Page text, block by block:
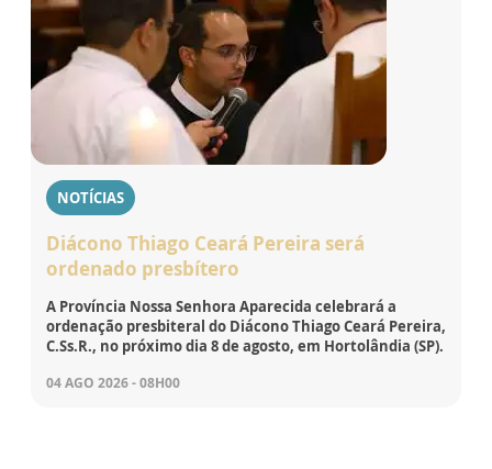
NOTÍCIAS
Diácono Thiago Ceará Pereira será
ordenado presbítero
A Província Nossa Senhora Aparecida celebrará a
ordenação presbiteral do Diácono Thiago Ceará Pereira,
C.Ss.R., no próximo dia 8 de agosto, em Hortolândia (SP).
04 AGO 2026 - 08H00